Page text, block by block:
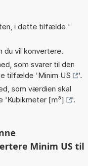
i dette tilfælde '
du vil konvertere.
som svarer til den
tilfælde 'Minim US
'.
som værdien skal
'Kubikmeter [m³] '.
Minim US til